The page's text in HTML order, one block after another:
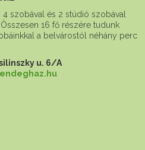
szobával és 2 stúdió szobával
16 fő részére tudunk
a belvárostól néhány perc
u. 6/A